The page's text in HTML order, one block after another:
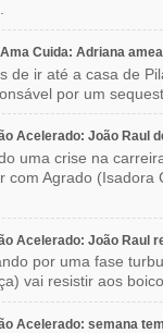
Cuida: Adriana
de ir até a casa de
por um
Acelerado: João Raul
uma crise na
com Agrado (Isadora
Acelerado: João Raul
por uma fase
vai resistir aos
Acelerado: semana